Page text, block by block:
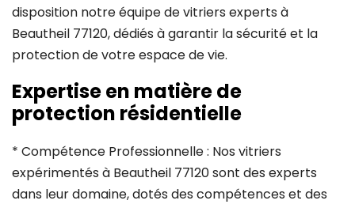
disposition notre équipe de vitriers experts à
Beautheil 77120, dédiés à garantir la sécurité et la
protection de votre espace de vie.
Expertise en matière de
protection résidentielle
* Compétence Professionnelle : Nos vitriers
expérimentés à Beautheil 77120 sont des experts
dans leur domaine, dotés des compétences et des